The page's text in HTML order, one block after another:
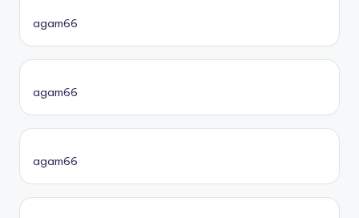
agam66
agam66
agam66